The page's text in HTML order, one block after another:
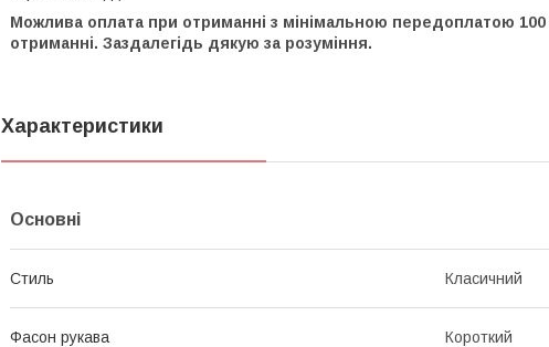
Можлива оплата при отриманні з мінімальною передоплатою
отриманні. Заздалегідь дякую за розуміння.
Характеристики
Основні
Стиль Класичний
Фасон рукава Короткий